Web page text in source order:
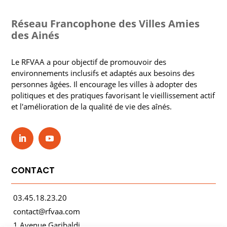
Réseau Francophone des Villes Amies
des Ainés
Le RFVAA a pour objectif de promouvoir des
environnements inclusifs et adaptés aux besoins des
personnes âgées. Il encourage les villes à adopter des
politiques et des pratiques favorisant le vieillissement actif
et l'amélioration de la qualité de vie des aînés.
CONTACT
03.45.18.23.20
contact@rfvaa.com